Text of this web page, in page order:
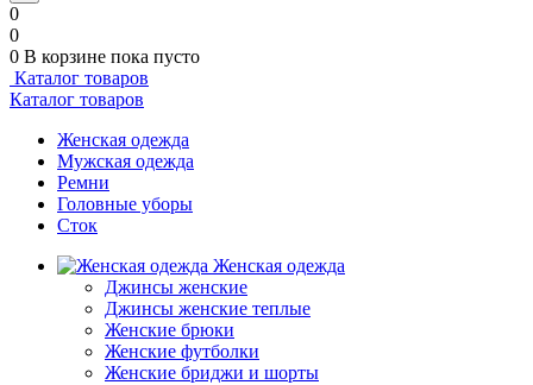
0
0
0 В корзине пока пусто
Каталог товаров
Каталог товаров
Женская одежда
Мужская одежда
Ремни
Головные уборы
Сток
Женская одежда
Джинсы женские
Джинсы женские теплые
Женские брюки
Женские футболки
Женские бриджи и шорты